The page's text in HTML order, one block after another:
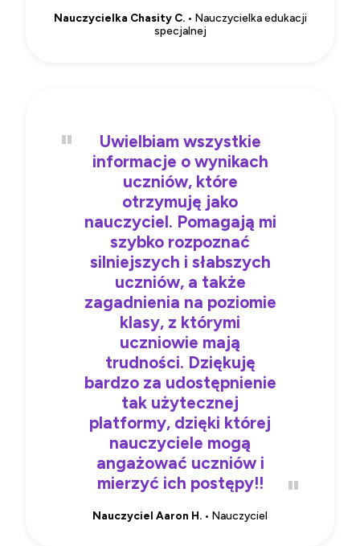
Nauczycielka Chasity C.• Nauczycielka edukacji
specjalnej
Uwielbiam wszystkie
informacje o wynikach
uczniów, które
otrzymuję jako
nauczyciel. Pomagają mi
szybko rozpoznać
silniejszych i słabszych
uczniów, a także
zagadnienia na poziomie
klasy, z którymi
uczniowie mają
trudności. Dziękuję
bardzo za udostępnienie
tak użytecznej
platformy, dzięki której
nauczyciele mogą
angażować uczniów i
mierzyć ich postępy!!
Nauczyciel Aaron H. • Nauczyciel